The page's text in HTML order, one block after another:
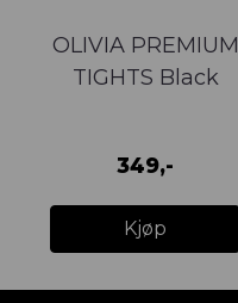
OLIVIA PREMIUM
TIGHTS Black
349,-
Kjøp